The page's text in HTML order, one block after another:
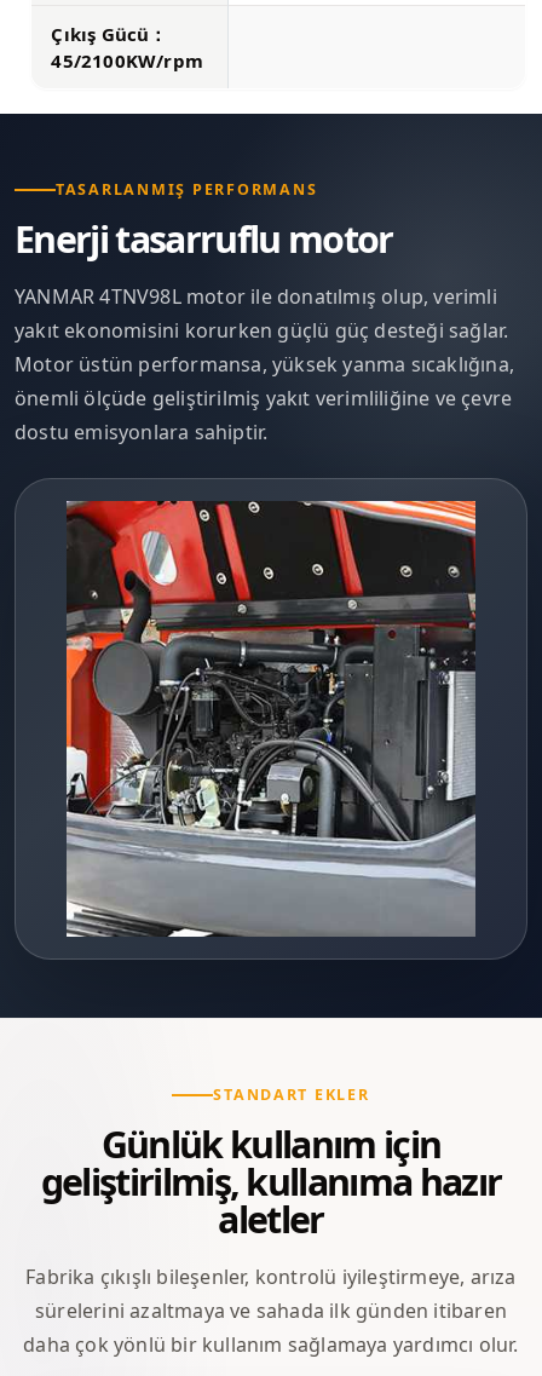
Çıkış Gücü：
45/2100KW/rpm
TASARLANMIŞ PERFORMANS
Enerji tasarruflu motor
YANMAR 4TNV98L motor ile donatılmış olup, verimli
yakıt ekonomisini korurken güçlü güç desteği sağlar.
Motor üstün performansa, yüksek yanma sıcaklığına,
önemli ölçüde geliştirilmiş yakıt verimliliğine ve çevre
dostu emisyonlara sahiptir.
STANDART EKLER
Günlük kullanım için
geliştirilmiş, kullanıma hazır
aletler
Fabrika çıkışlı bileşenler, kontrolü iyileştirmeye, arıza
sürelerini azaltmaya ve sahada ilk günden itibaren
daha çok yönlü bir kullanım sağlamaya yardımcı olur.